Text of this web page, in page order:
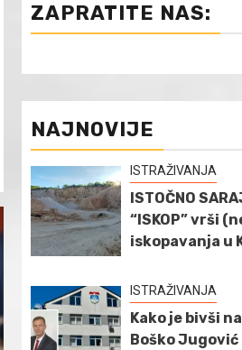
ZAPRATITE NAS:
NAJNOVIJE
ISTRAŽIVANJA
ISTOČNO
“ISKOP” vrši
iskopavanja u
ISTRAŽIVANJA
Kako je bivši
Boško